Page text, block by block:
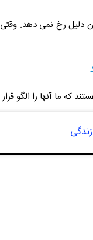
جرات ورزی در او
غلبه کند. وقتی آنها
دلیل رخ نمی دهد.